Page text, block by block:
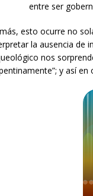
entre ser
esto ocurre no
la ausencia de
nos
y así